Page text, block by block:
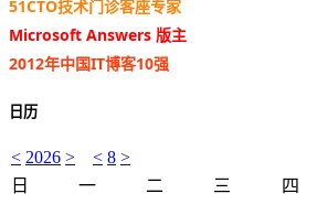
51CTO技术门诊客座专家
Microsoft Answers 版主
2012年中国IT博客10强
日历
< 2026 > < 8 >
日
一 二 三 四